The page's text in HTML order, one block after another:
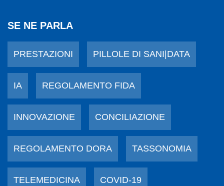
SE NE PARLA
PRESTAZIONI PILLOLE DI SANI|DATA
IA REGOLAMENTO FIDA
INNOVAZIONE CONCILIAZIONE
REGOLAMENTO DORA TASSONOMIA
TELEMEDICINA COVID-19